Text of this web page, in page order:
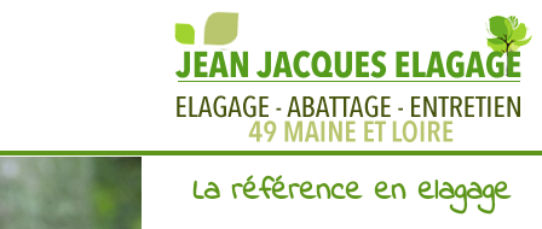
La référence en elagage